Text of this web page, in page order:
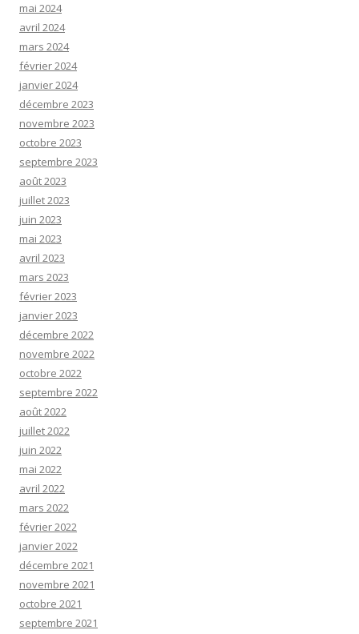
mai 2024
avril 2024
mars 2024
février 2024
janvier 2024
décembre 2023
novembre 2023
octobre 2023
septembre 2023
août 2023
juillet 2023
juin 2023
mai 2023
avril 2023
mars 2023
février 2023
janvier 2023
décembre 2022
novembre 2022
octobre 2022
septembre 2022
août 2022
juillet 2022
juin 2022
mai 2022
avril 2022
mars 2022
février 2022
janvier 2022
décembre 2021
novembre 2021
octobre 2021
septembre 2021